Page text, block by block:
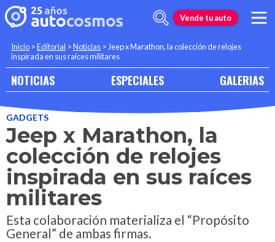
Vende tu auto
Inicio >Editorial >Noticias >Jeep x Marathon, la colección de relojes
inspirada en sus raíces militares
NOTICIAS ESPECIALES GALERIAS
GADGETS
Jeep x Marathon, la
colección de relojes
inspirada en sus raíces
militares
Esta colaboración materializa el “Propósito
General” de ambas firmas.